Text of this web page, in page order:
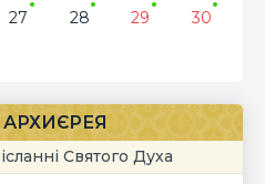
27 28 29
30
Святого Духа